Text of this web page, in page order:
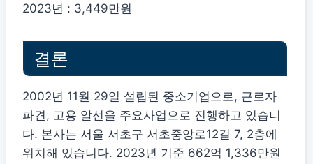
2023년 : 3,449만원
결론
2002년 11월 29일 설립된 중소기업으로, 근로자
파견, 고용 알선을 주요사업으로 진행하고 있습니
다. 본사는 서울 서초구 서초중앙로12길 7, 2층에
위치해 있습니다. 2023년 기준 662억 1,336만원